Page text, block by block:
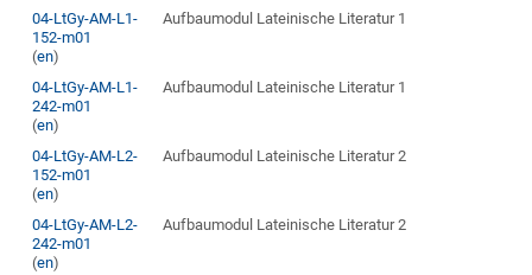
04-LtGy-AM-L1-
152-m01
(en)
Aufbaumodul Lateinische Literatur 1
04-LtGy-AM-L1-
242-m01
(en)
Aufbaumodul Lateinische Literatur 1
04-LtGy-AM-L2-
152-m01
(en)
Aufbaumodul Lateinische Literatur 2
04-LtGy-AM-L2-
242-m01
(en)
Aufbaumodul Lateinische Literatur 2